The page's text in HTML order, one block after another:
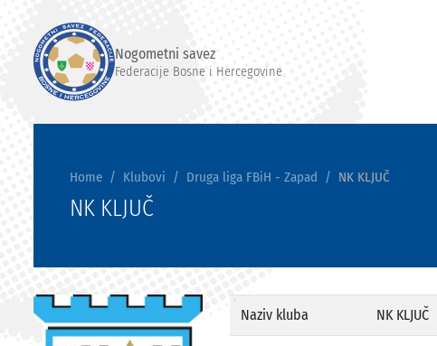
Nogometni savez
Federacije Bosne i Hercegovine
Home Klubovi Druga liga FBiH - Zapad NK KLJUČ
NK KLJUČ
Naziv kluba NK KLJUČ